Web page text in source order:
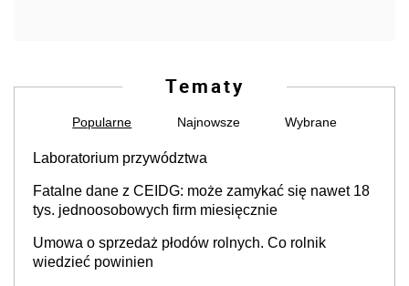
Tematy
Popularne Najnowsze Wybrane
Laboratorium przywództwa
Fatalne dane z CEIDG: może zamykać się nawet 18
tys. jednoosobowych firm miesięcznie
Umowa o sprzedaż płodów rolnych. Co rolnik
wiedzieć powinien